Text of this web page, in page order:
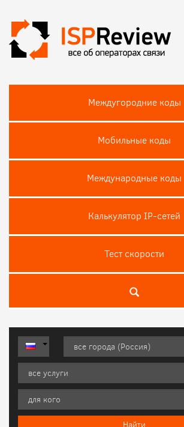
Междугородние коды
Мобильные коды
Международные коды
Калькулятор IP-сетей
Тест скороcти